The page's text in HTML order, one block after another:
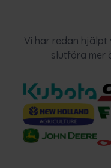
Vi har redan
slutföra mer